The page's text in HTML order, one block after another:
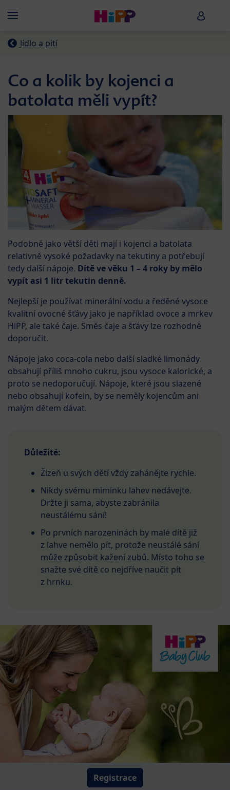
Menü HiPP
Jídlo a pití
Co a kolik by kojenci a
batolata měli vypít?
Podobně jako větší děti mají i kojenci a batolata
relativně vysoké požadavky na tekutiny a potřebují
tedy další nápoje. Dítě ve věku 1 – 4 roky by mělo
vypít asi 1 litr tekutin denně.
Nejlepší je používat minerální vodu a ředěné vysoce
kvalitní ovocné šťávy jako je například ovoce a mrkev
HiPP, ale také čaje. Směs čaje a šťávy lze rozhodně
doporučit.
Nápoje jako coca-cola nebo další sladké limonády
obsahují příliš mnoho cukru, jsou vysoce kalorické, a
proto se nedoporučují. Nápoje, které jsou slazené
nebo obsahují kofein, by se neměly kojencům ani
malým dětem dávat.
Důležité:
Žízeň u svých dětí vždy zahánějte rychle.
Nikdy svému miminku lahev nedávejte.
Držte ji sama, abyste zabránila
neustálému sání!
Po prvních narozeninách by malé dítě již
z lahve nemělo pít, protože neustálé sání
může způsobit kažení zubů. Místo toho se
snažte své dítě co nejdříve naučit pít
z hrnku.
Registrace